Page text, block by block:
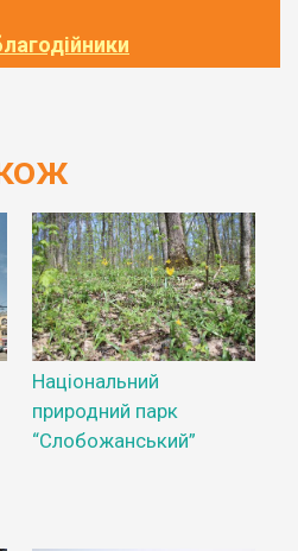
Національний
природний парк
“Слобожанський”